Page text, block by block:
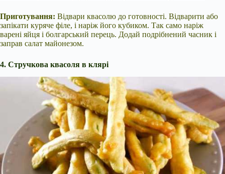
Приготування: Відвари квасолю до готовності. Відварити або
запікати куряче філе, і наріж його кубиком. Так само наріж
варені яйця і болгарський перець. Додай подрібнений часник і
заправ салат майонезом.
4. Стручкова квасоля в клярі